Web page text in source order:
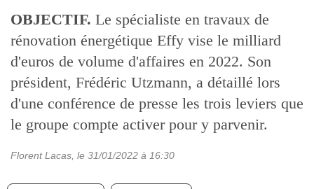
OBJECTIF. Le spécialiste en travaux de
rénovation énergétique Effy vise le milliard
d'euros de volume d'affaires en 2022. Son
président, Frédéric Utzmann, a détaillé lors
d'une conférence de presse les trois leviers que
le groupe compte activer pour y parvenir.
Florent Lacas , le 31/01/2022 à 16:30